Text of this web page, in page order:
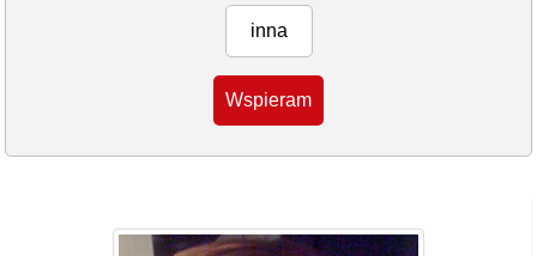
inna
Wspieram